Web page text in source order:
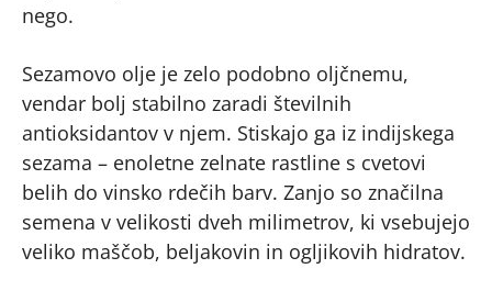
nego.
Sezamovo olje je zelo podobno oljčnemu,
vendar bolj stabilno zaradi številnih
antioksidantov v njem. Stiskajo ga iz indijskega
sezama – enoletne zelnate rastline s cvetovi
belih do vinsko rdečih barv. Zanjo so značilna
semena v velikosti dveh milimetrov, ki vsebujejo
veliko maščob, beljakovin in ogljikovih hidratov.